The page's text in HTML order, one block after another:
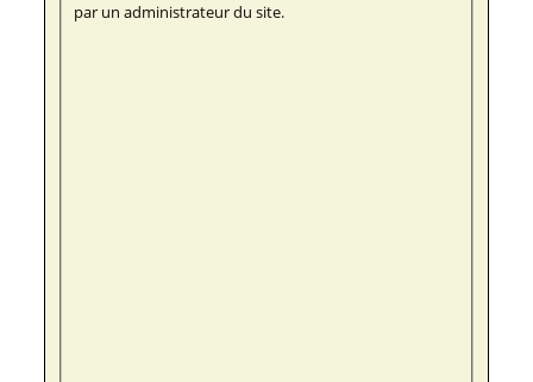
par un administrateur du site.